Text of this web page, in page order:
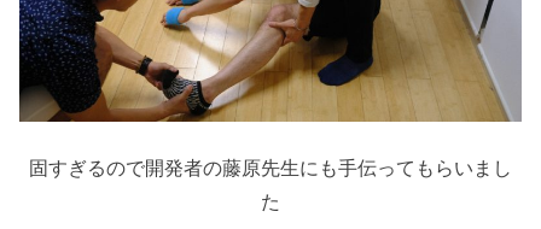
固すぎるので開発者の藤原先生にも手伝ってもらいまし
た